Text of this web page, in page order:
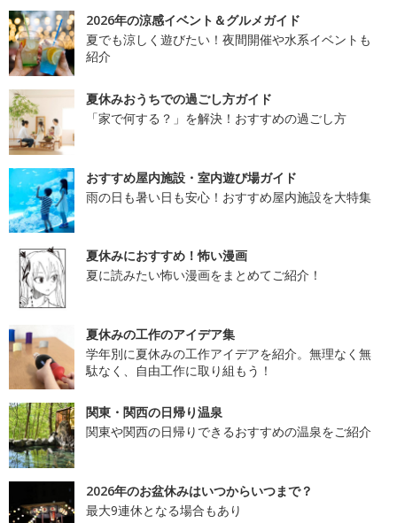
2026年の涼感イベント＆グルメガイド
夏でも涼しく遊びたい！夜間開催や水系イベントも
紹介
夏休みおうちでの過ごし方ガイド
「家で何する？」を解決！おすすめの過ごし方
おすすめ屋内施設・室内遊び場ガイド
雨の日も暑い日も安心！おすすめ屋内施設を大特集
夏休みにおすすめ！怖い漫画
夏に読みたい怖い漫画をまとめてご紹介！
夏休みの工作のアイデア集
学年別に夏休みの工作アイデアを紹介。無理なく無
駄なく、自由工作に取り組もう！
関東・関西の日帰り温泉
関東や関西の日帰りできるおすすめの温泉をご紹介
2026年のお盆休みはいつからいつまで？
最大9連休となる場合もあり